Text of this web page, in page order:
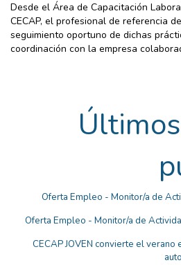
Desde el Área de Capacitación
CECAP, el profesional de referencia
seguimiento oportuno de dichas
coordinación con la empresa
Oferta Empleo - Monitor/a de
Oferta Empleo - Monitor/a de
CECAP JOVEN convierte el verano